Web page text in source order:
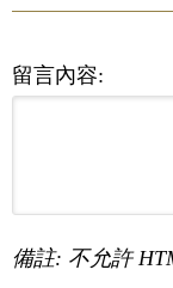
留言內容:
備註: 不允許